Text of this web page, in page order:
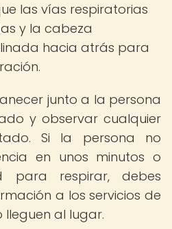
las vías respiratorias
y la cabeza
hacia atrás para
junto a la persona
y observar cualquier
Si la persona no
en unos minutos o
para respirar, debes
a los servicios de
al lugar.